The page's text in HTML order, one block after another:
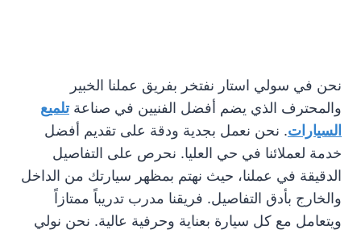
نحن في سولي استار نفتخر بفريق عملنا الخبير
والمحترف الذي يضم أفضل الفنيين في صناعةتلميع
السيارات. نحن نعمل بجدية ودقة على تقديم أفضل
خدمة لعملائنا في حي العليا. نحرص على التفاصيل
الدقيقة في عملنا، حيث نهتم بمظهر سيارتك من الداخل
والخارج بأدق التفاصيل. فريقنا مدرب تدريباً ممتازاً
ويتعامل مع كل سيارة بعناية وحرفية عالية. نحن نولي